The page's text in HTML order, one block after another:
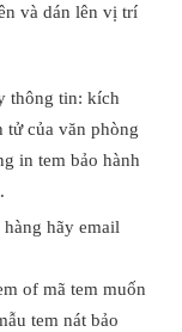
và dán lên vị trí
thông tin: kích
tử của văn phòng
in tem bảo hành
hãy email
of mã tem muốn
tem nát bảo